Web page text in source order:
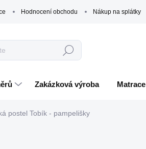
Hodnocení obchodu Nákup na splátky
Hledat
Zakázková výroba Matrace
postel Tobík - pampelišky